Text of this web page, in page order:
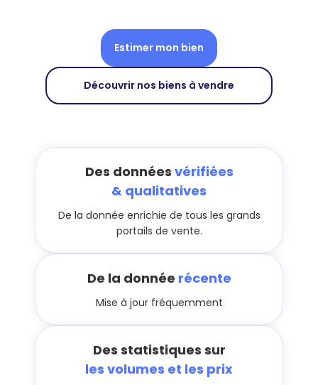
Estimer mon bien
Découvrir nos biens à vendre
Des données vérifiées
& qualitatives
De la donnée enrichie de tous les grands
portails de vente.
De la donnée récente
Mise à jour fréquemment
Des statistiques sur
les volumes et les prix